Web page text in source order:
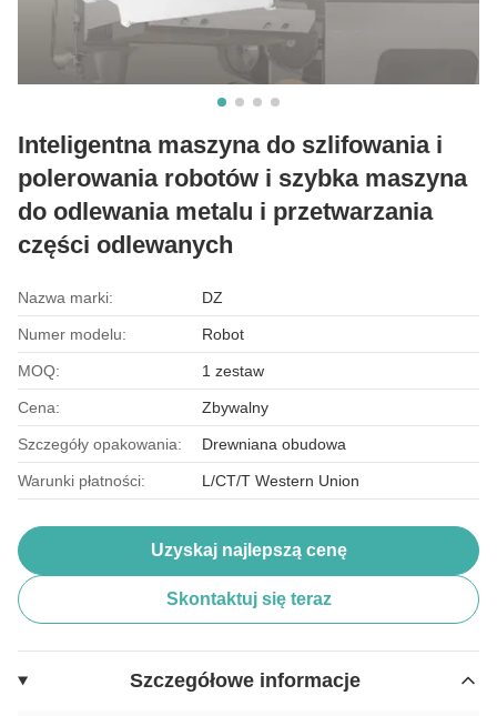
Inteligentna maszyna do szlifowania i
polerowania robotów i szybka maszyna
do odlewania metalu i przetwarzania
części odlewanych
Nazwa marki: DZ
Numer modelu: Robot
MOQ: 1 zestaw
Cena: Zbywalny
Szczegóły opakowania: Drewniana obudowa
Warunki płatności: L/CT/T Western Union
Uzyskaj najlepszą cenę
Skontaktuj się teraz
Szczegółowe informacje